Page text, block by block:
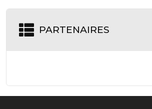
PARTENAIRES